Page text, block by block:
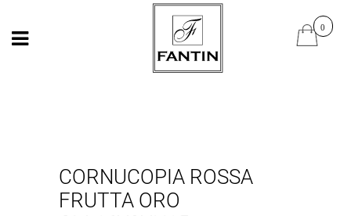
Open Open
CORNUCOPIA ROSSA
FRUTTA ORO